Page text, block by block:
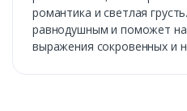
романтика и светлая
равнодушным и поможет
выражения сокровенных и